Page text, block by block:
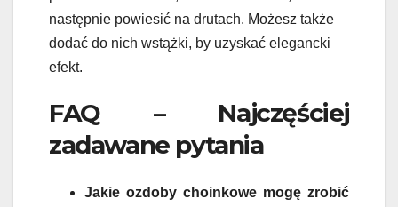
następnie powiesić na drutach. Możesz także
dodać do nich wstążki, by uzyskać elegancki
efekt.
FAQ – Najczęściej
zadawane pytania
Jakie ozdoby choinkowe mogę zrobić